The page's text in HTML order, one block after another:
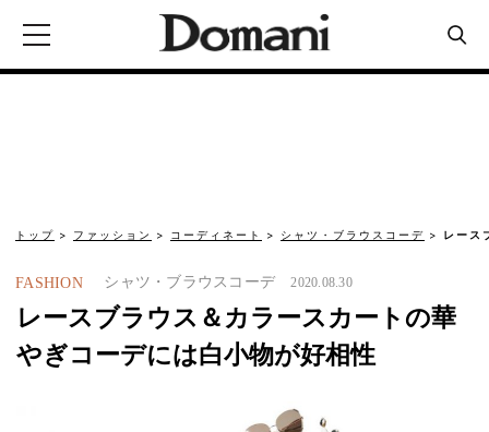
トップ ファッション コーディネート シャツ・ブラウスコーデ レース
FASHION シャツ・ブラウスコーデ 2020.08.30
レースブラウス＆カラースカートの華
やぎコーデには白小物が好相性